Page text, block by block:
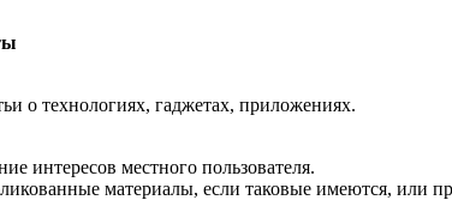
о технологиях, гаджетах, приложениях.
интересов местного пользователя.
материалы, если таковые имеются, или